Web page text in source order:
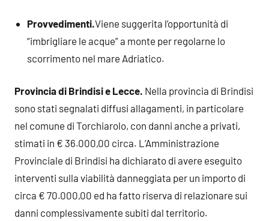
Provvedimenti.Viene suggerita l’opportunità di
“imbrigliare le acque” a monte per regolarne lo
scorrimento nel mare Adriatico.
Provincia di Brindisi e Lecce. Nella provincia di Brindisi
sono stati segnalati diffusi allagamenti, in particolare
nel comune di Torchiarolo, con danni anche a privati,
stimati in € 36.000,00 circa. L’Amministrazione
Provinciale di Brindisi ha dichiarato di avere eseguito
interventi sulla viabilità danneggiata per un importo di
circa € 70.000,00 ed ha fatto riserva di relazionare sui
danni complessivamente subiti dal territorio.